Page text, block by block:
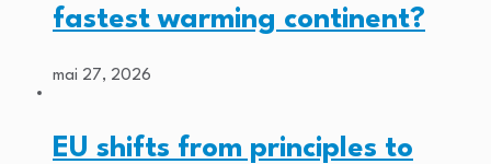
fastest warming continent?
mai 27, 2026
EU shifts from principles to